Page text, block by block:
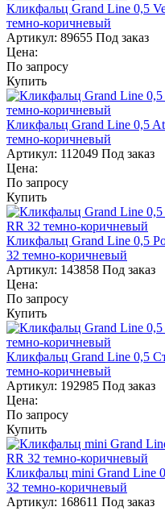
Кликфальц Grand Line 0,5
темно-коричневый
Артикул: 89655 Под заказ
Цена:
По запросу
Купить
Кликфальц Grand Line 0,5
темно-коричневый
Артикул: 112049 Под заказ
Цена:
По запросу
Купить
Кликфальц Grand Line 0,5
32 темно-коричневый
Артикул: 143858 Под заказ
Цена:
По запросу
Купить
Кликфальц Grand Line 0,5
темно-коричневый
Артикул: 192985 Под заказ
Цена:
По запросу
Купить
Кликфальц mini Grand Line
32 темно-коричневый
Артикул: 168611 Под заказ